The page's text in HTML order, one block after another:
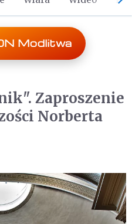
Modlitwa
Zaproszenie
Norberta